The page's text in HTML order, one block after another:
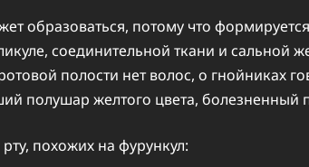
образоваться, потому что
соединительной ткани и сальной
полости нет волос, о гнойниках
полушар желтого цвета, болезненный
похожих на фурункул: